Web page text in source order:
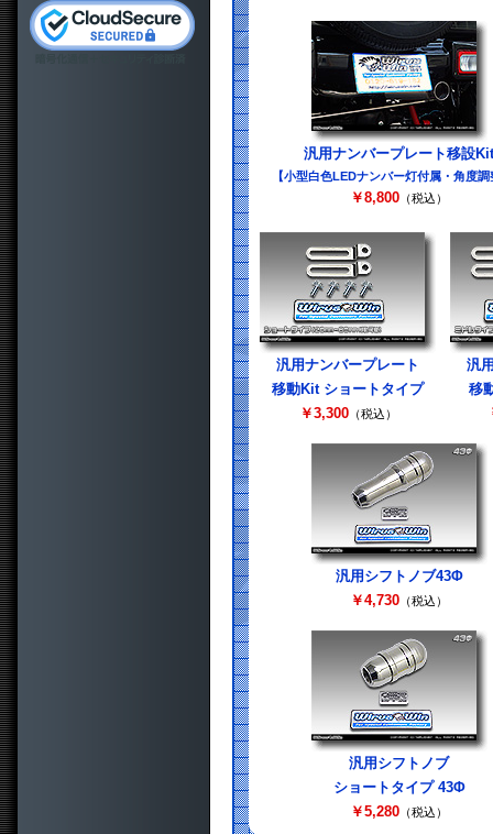
汎用ナンバープレート移設Kit
【小型白色LEDナンバー灯付属・角度調
￥8,800 （税込）
汎用ナンバープレート
移動Kit ショートタイプ
￥3,300（税込）
汎
移
汎用シフトノブ43Φ
￥4,730 （税込）
汎用シフトノブ
ショートタイプ 43Φ
￥5,280 （税込）